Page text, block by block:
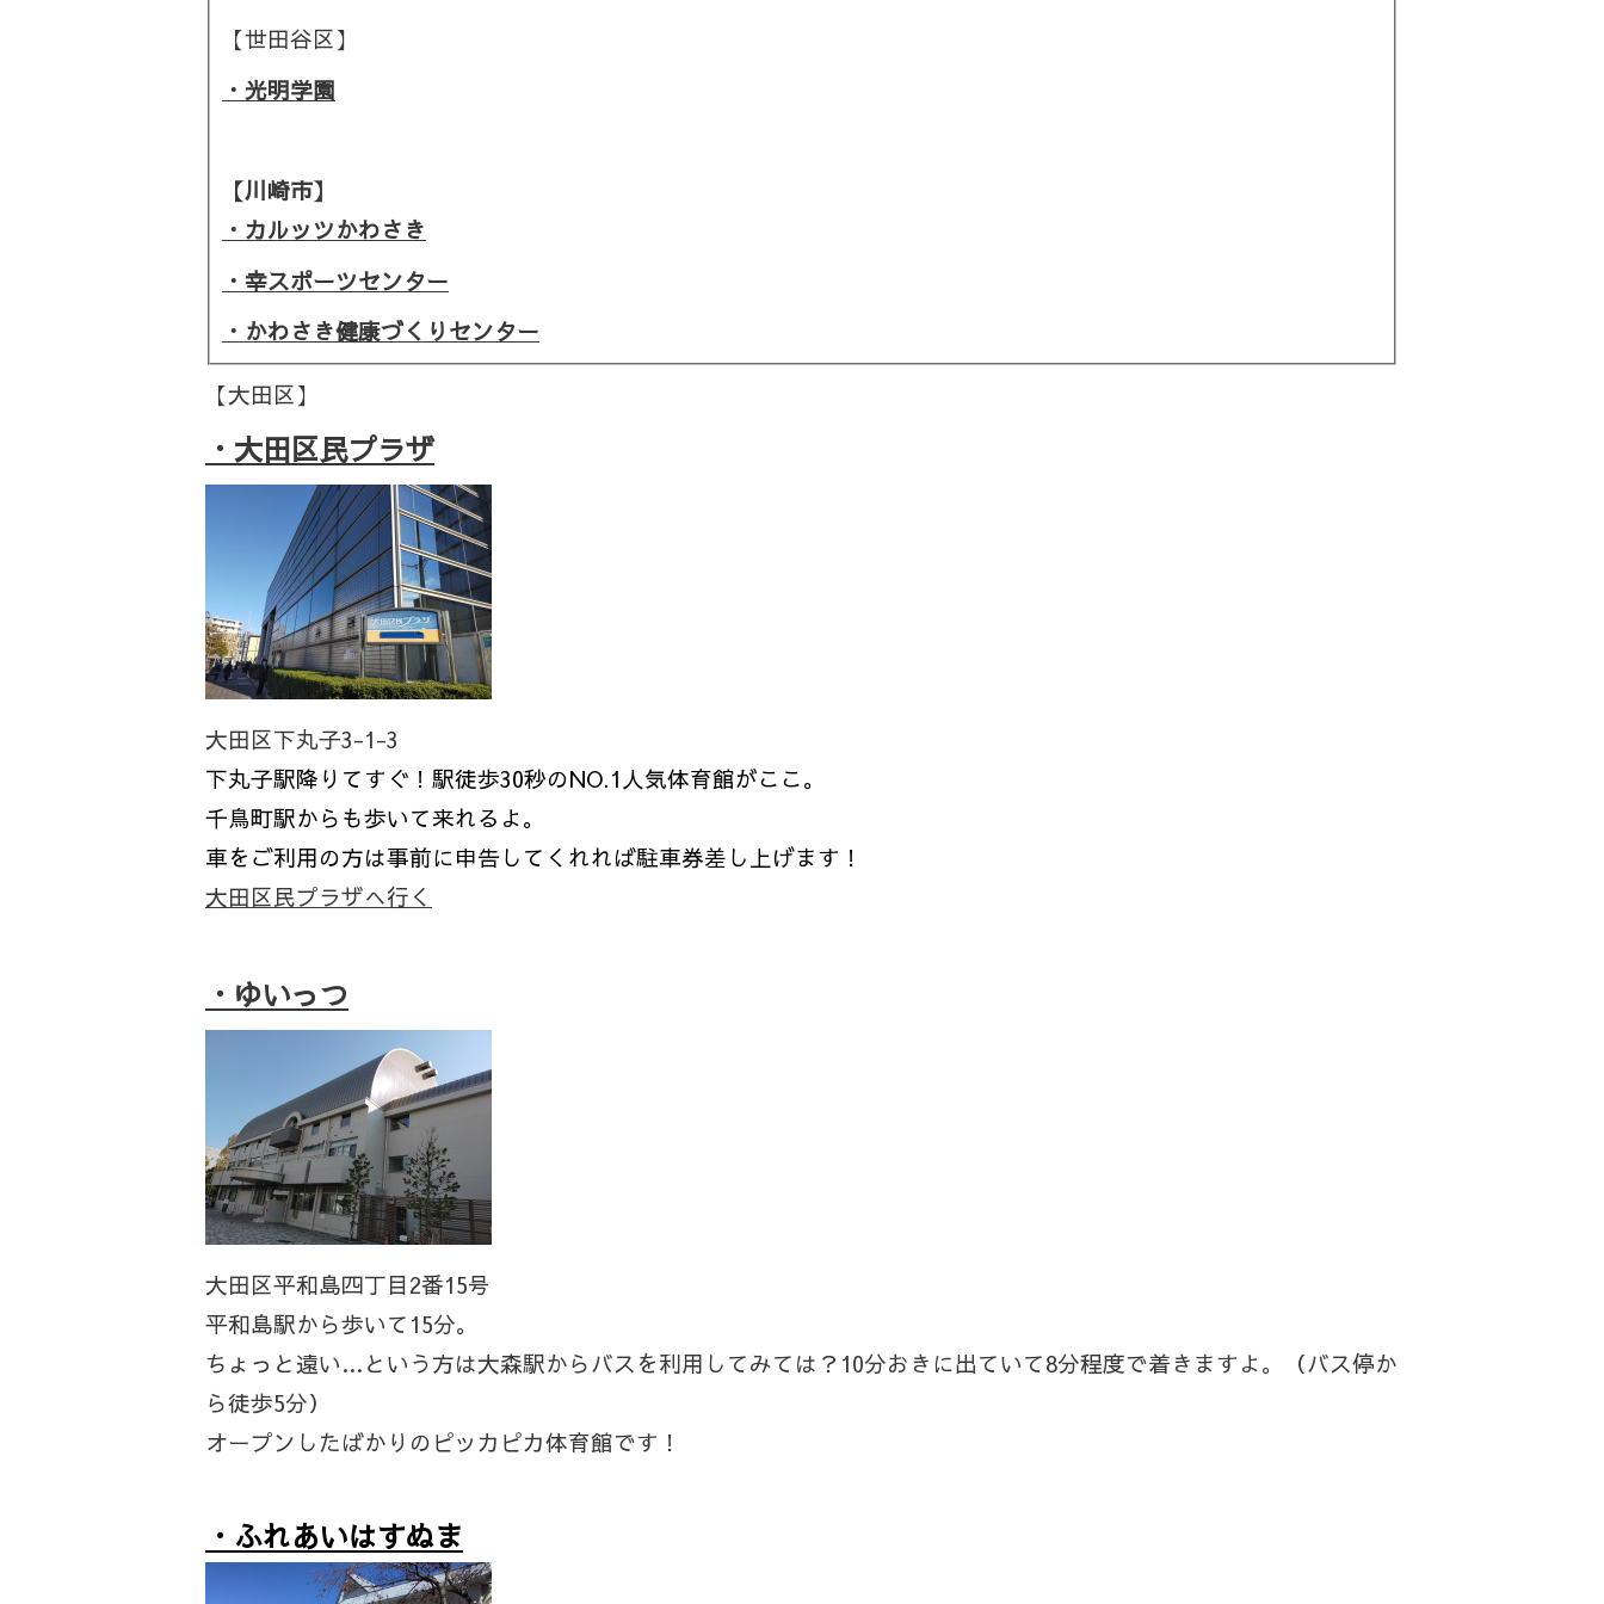
【世田谷区】
・光明学園
【川崎市】
・ カルッツかわさき
・幸スポーツセンター
・かわさき健康づくりセンター
【大田区】
・ 大田区民プラザ
大田区下丸子3-1-3
下丸子駅降りてすぐ！駅徒歩30秒のNO.1人気体育館がここ。
千鳥町駅からも歩いて来れるよ。
車をご利用の方は事前に申告してくれれば駐車券差し上げます！
大田区民プラザへ行く
・ ゆいっつ
大田区平和島四丁目2番15号
平和島駅から歩いて15分。
ちょっと遠い…という方は大森駅からバスを利用してみては？10分おきに出ていて8分程度で着きますよ。（バス停か
ら徒歩5分）
オープンしたばかりのピッカピカ体育館です！
・ ふれあいはすぬま